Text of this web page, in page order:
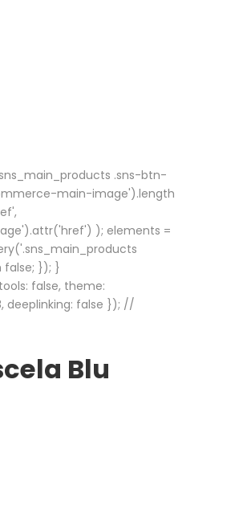
.sns-btn-
main-image').length
); elements =
}); }
false, theme:
deeplinking: false }); //
Blu